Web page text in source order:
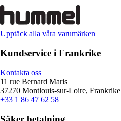
Upptäck alla våra varumärken
Kundservice i Frankrike
Kontakta oss
11 rue Bernard Maris
37270 Montlouis-sur-Loire, Frankrike
+33 1 86 47 62 58